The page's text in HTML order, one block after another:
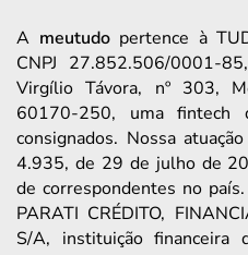
A meutudopertence à
CNPJ 27.852.506/0001-
Virgílio Távora, nº 303,
60170-250, uma fintech
consignados. Nossa
4.935, de 29 de julho de
de correspondentes no
PARATI CRÉDITO,
S/A, instituição financeira